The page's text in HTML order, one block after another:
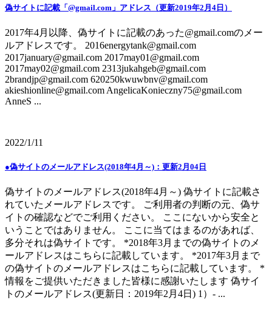
偽サイトに記載「@gmail.com」アドレス（更新2019年2月4日）
2017年4月以降、偽サイトに記載のあった@gmail.comのメー
ルアドレスです。 2016energytank@gmail.com
2017january@gmail.com 2017may01@gmail.com
2017may02@gmail.com 2313jukahgeb@gmail.com
2brandjp@gmail.com 620250kwuwbnv@gmail.com
akieshionline@gmail.com AngelicaKonieczny75@gmail.com
AnneS ...
2022/1/11
●偽サイトのメールアドレス(2018年4月～)：更新2月04日
偽サイトのメールアドレス(2018年4月～) 偽サイトに記載さ
れていたメールアドレスです。 ご利用者の判断の元、偽サ
イトの確認などでご利用ください。 ここにないから安全と
いうことではありません。 ここに当てはまるのがあれば、
多分それは偽サイトです。 *2018年3月までの偽サイトのメ
ールアドレスはこちらに記載しています。 *2017年3月まで
の偽サイトのメールアドレスはこちらに記載しています。 *
情報をご提供いただきました皆様に感謝いたします 偽サイ
トのメールアドレス(更新日：2019年2月4日) 1）- ...